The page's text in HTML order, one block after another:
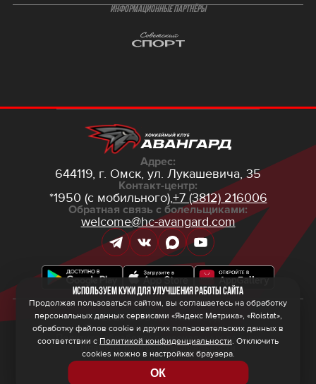
ИНФОРМАЦИОННЫЕ ПАРТНЁРЫ
Адрес:
644119, г. Омск, ул. Лукашевича, 35
Контакт-центр:
*1950 (с мобильного),+7 (3812) 216006
Обратная связь с болельщиками:
welcome@hc-avangard.com
© 2026 ООО ХК «Авангард»
Политика конфиденциальности
Политика обработки персональных данных
Правила программы лояльности
Используем куки для улучшения работы сайта
Продолжая пользоваться сайтом, вы соглашаетесь на обработку
персональных данных сервисами «Яндекс Метрика», «Roistat»,
обработку файлов cookie и других пользовательских данных в
соответствии с Политикой конфиденциальности. Отключить
cookies можно в настройках браузера.
ОК